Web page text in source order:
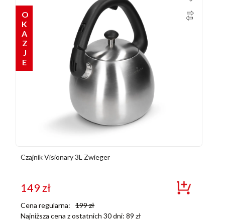
OKAZJE
Czajnik Visionary 3L Zwieger
149zł
Cena regularna: 199zł
Najniższa cena z ostatnich 30 dni:89 zł